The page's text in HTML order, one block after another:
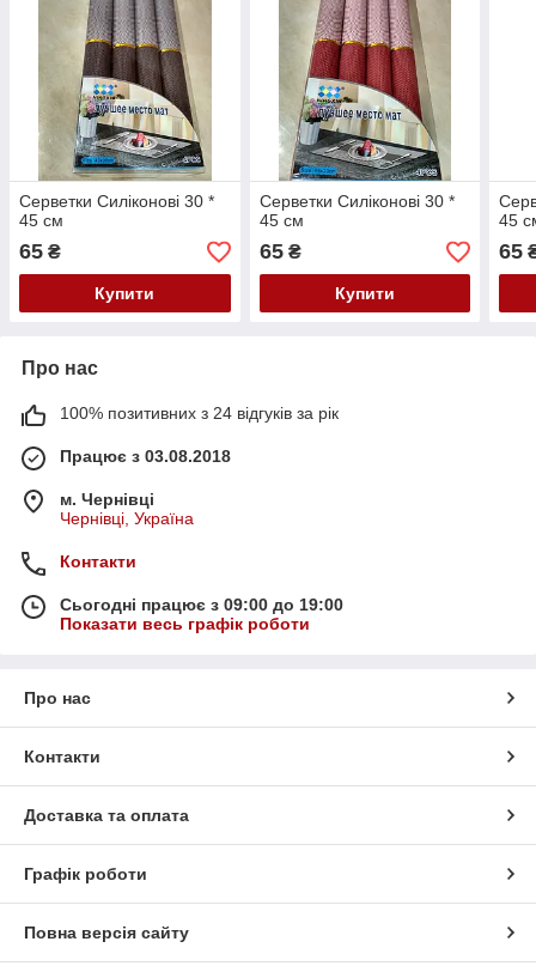
Серветки Силіконові 30 *
45 см
65 ₴
Купити
Серветки Силіконові 30 *
45 см
65₴
Купити
45
65
Про нас
100% позитивних з 24 відгуків за рік
Працює з 03.08.2018
м. Чернівці
Чернівці, Україна
Контакти
Сьогодні працює з 09:00 до 19:00
Показати весь графік роботи
Про нас
Контакти
Доставка та оплата
Графік роботи
Повна версія сайту